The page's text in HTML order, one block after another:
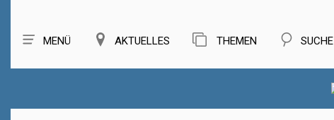
MENÜ AKTUELLES THEMEN SUCHE